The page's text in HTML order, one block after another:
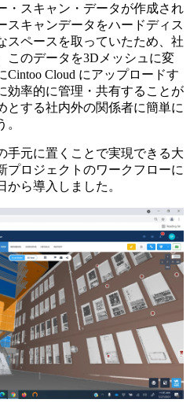
・スキャン・データが作成され
スキャンデータをハードディス
スペースを取っていたため、社
このデータを3Dメッシュに変
Cloud にアップロードす
効率的に管理・共有することが
とする社内外の関係者に簡単に
手元に置くことで実現できる大
プロジェクトのワークフローに
から導入しました。